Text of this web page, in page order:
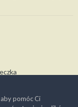
pomóc Ci